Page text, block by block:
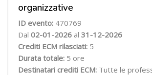
organizzative
ID evento: 470769
Dal 02-01-2026 al 31-12-2026
Crediti ECM rilasciati: 5
Durata totale: 5 ore
Destinatari crediti ECM: Tutte le